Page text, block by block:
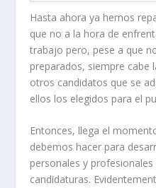
Hasta ahora ya hemos
que no a la hora de
trabajo pero, pese a que
preparados, siempre cabe
otros candidatos que se
ellos los elegidos para el
Entonces, llega el
debemos hacer para
personales y
candidaturas.